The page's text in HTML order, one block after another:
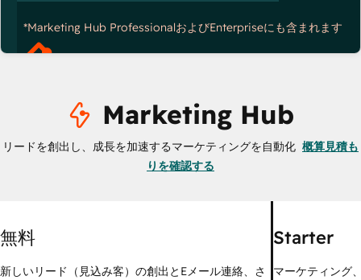
*Marketing Hub ProfessionalおよびEnterpriseにも含まれます
Marketing Hub
リードを創出し、成長を加速するマーケティングを自動化 概算見積も
りを確認する
無料
新しいリード（見込み客）の創出とEメール連絡、さ
Starter
マーケティング